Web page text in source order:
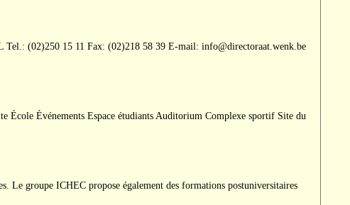
Tel.: (02)250 15 11 Fax: (02)218 58 39 E-mail: info@directoraat.wenk.be
École Événements Espace étudiants Auditorium Complexe sportif Site du
Le groupe ICHEC propose également des formations postuniversitaires